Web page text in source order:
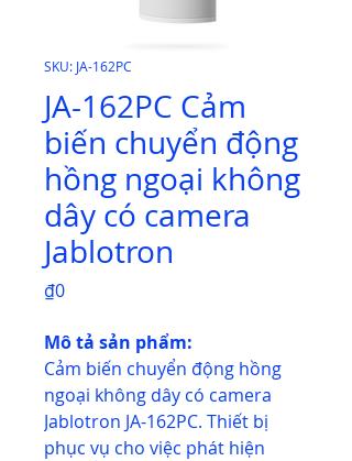
SKU: JA-162PC
JA-162PC Cảm
biến chuyển động
hồng ngoại không
dây có camera
Jablotron
₫0Price
Mô tả sản phẩm:
Cảm biến chuyển động hồng
ngoại không dây có camera
Jablotron JA-162PC. Thiết bị
phục vụ cho việc phát hiện